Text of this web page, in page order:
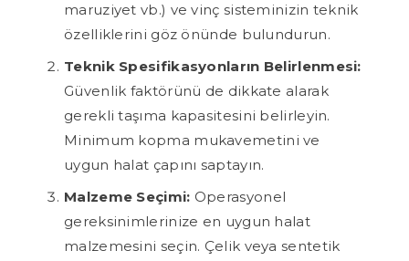
maruziyet vb.) ve vinç sisteminizin teknik
özelliklerini göz önünde bulundurun.
Teknik Spesifikasyonların Belirlenmesi:
Güvenlik faktörünü de dikkate alarak
gerekli taşıma kapasitesini belirleyin.
Minimum kopma mukavemetini ve
uygun halat çapını saptayın.
Malzeme Seçimi: Operasyonel
gereksinimlerinize en uygun halat
malzemesini seçin. Çelik veya sentetik